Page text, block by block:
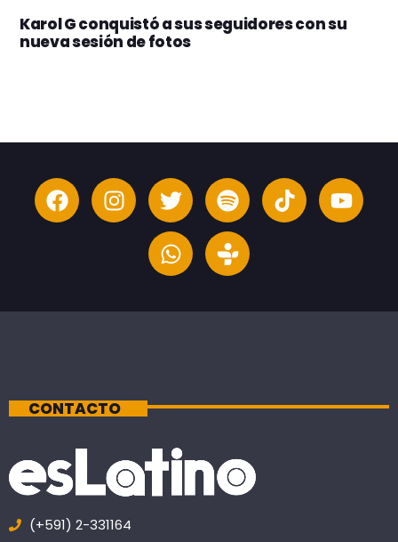
Karol G conquistó a sus seguidores con su
nueva sesión de fotos
CONTACTO
(+591) 2-331164